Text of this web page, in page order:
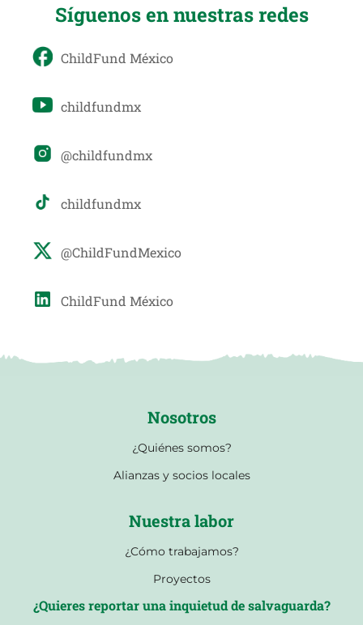
Síguenos en nuestras redes
ChildFund México
childfundmx
@childfundmx
childfundmx
@ChildFundMexico
ChildFund México
Nosotros
¿Quiénes somos?
Alianzas y socios locales
Nuestra labor
¿Cómo trabajamos?
Proyectos
¿Quieres reportar una inquietud de salvaguarda?